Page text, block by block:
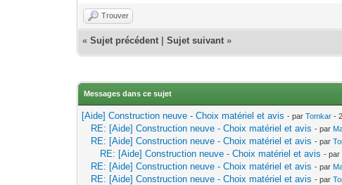
Trouver
«Sujet précédent |Sujet suivant »
Messages dans ce sujet
[Aide] Construction neuve - Choix matériel et avis - parTomkar -
RE: [Aide] Construction neuve - Choix matériel et avis - par
RE: [Aide] Construction neuve - Choix matériel et avis - par
RE: [Aide] Construction neuve - Choix matériel et avis - par
RE: [Aide] Construction neuve - Choix matériel et avis - par
RE: [Aide] Construction neuve - Choix matériel et avis - par